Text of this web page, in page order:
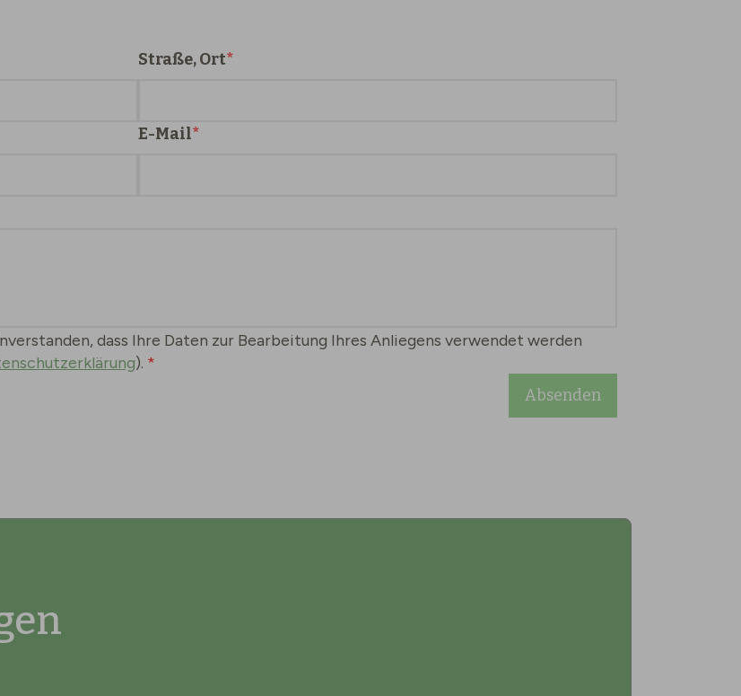
Straße, Ort
E-Mail
dass Ihre Daten zur Bearbeitung Ihres Anliegens verwendet werden
).
Absenden